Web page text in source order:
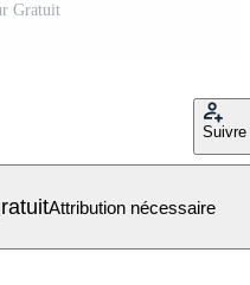
Gratuit
Suivre
Attribution nécessaire